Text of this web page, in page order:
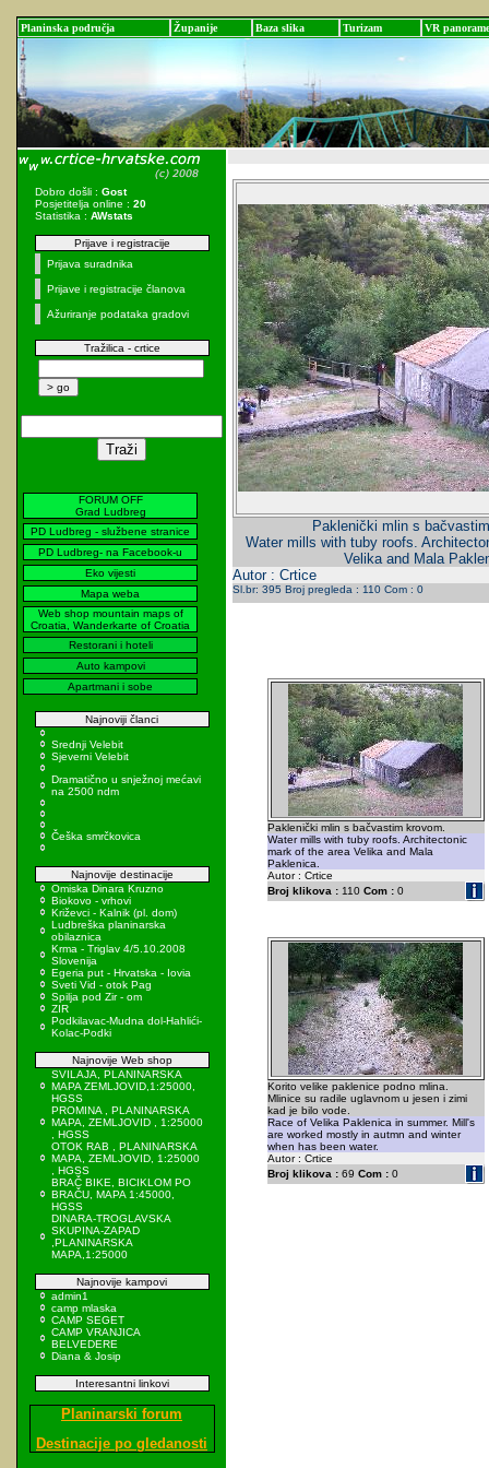
Planinska područja Županije Baza slika Turizam VR panorame
Dobro došli : Gost
Posjetitelja online : 20
Statistika : AWstats
Prijave i registracije
Prijava suradnika
Prijave i registracije članova
Ažuriranje podataka gradovi
Tražilica - crtice
FORUM OFF
Grad Ludbreg
PD Ludbreg - službene stranice
PD Ludbreg- na Facebook-u
Eko vijesti
Mapa weba
Web shop mountain maps of
Croatia, Wanderkarte of Croatia
Restorani i hoteli
Auto kampovi
Apartmani i sobe
Najnoviji članci
Srednji Velebit
Sjeverni Velebit
Dramatično u snježnoj mećavi
na 2500 ndm
Češka smrčkovica
Najnovije destinacije
Omiska Dinara Kruzno
Biokovo - vrhovi
Križevci - Kalnik (pl. dom)
Ludbreška planinarska
obilaznica
Krma - Triglav 4/5.10.2008
Slovenija
Egeria put - Hrvatska - Iovia
Sveti Vid - otok Pag
Spilja pod Zir - om
ZIR
Podkilavac-Mudna dol-Hahlići-
Kolac-Podki
Najnovije Web shop
SVILAJA, PLANINARSKA
MAPA ZEMLJOVID,1:25000,
HGSS
PROMINA , PLANINARSKA
MAPA, ZEMLJOVID , 1:25000
, HGSS
OTOK RAB , PLANINARSKA
MAPA, ZEMLJOVID, 1:25000
, HGSS
BRAČ BIKE, BICIKLOM PO
BRAČU, MAPA 1:45000,
HGSS
DINARA-TROGLAVSKA
SKUPINA-ZAPAD
,PLANINARSKA
MAPA,1:25000
Najnovije kampovi
admin1
camp mlaska
CAMP SEGET
CAMP VRANJICA
BELVEDERE
Diana & Josip
Interesantni linkovi
Planinarski forum
Destinacije po gledanosti
Paklenički mlin s
Water mills with tuby roofs.
Velika and Mala
Autor : Crtice
Sl.br: 395 Broj pregleda : 110 Com : 0
Paklenički mlin s bačvastim krovom.
Water mills with tuby roofs. Architectonic
mark of the area Velika and Mala
Paklenica.
Autor : Crtice
Broj klikova :110 Com :0
Korito velike paklenice podno mlina.
Mlinice su radile uglavnom u jesen i zimi
kad je bilo vode.
Race of Velika Paklenica in summer. Mill's
are worked mostly in autmn and winter
when has been water.
Autor : Crtice
Broj klikova :69 Com :0